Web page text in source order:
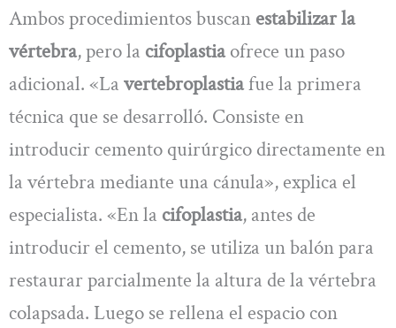
Ambos procedimientos buscan estabilizar la
vértebra, pero la cifoplastiaofrece un paso
adicional. «La vertebroplastiafue la primera
técnica que se desarrolló. Consiste en
introducir cemento quirúrgico directamente en
la vértebra mediante una cánula», explica el
especialista. «En la cifoplastia, antes de
introducir el cemento, se utiliza un balón para
restaurar parcialmente la altura de la vértebra
colapsada. Luego se rellena el espacio con